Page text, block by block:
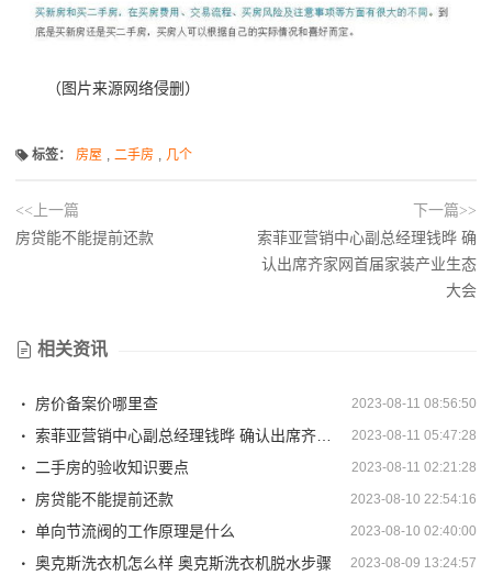
（图片来源网络侵删）
标签： 房屋 , 二手房 , 几个
<<上一篇
房贷能不能提前还款
下一篇>>
索菲亚营销中心副总经理钱晔 确
认出席齐家网首届家装产业生态
大会
相关资讯
2023-08-11 08:56:50
房价备案价哪里查
2023-08-11 05:47:28
索菲亚营销中心副总经理钱晔 确认出席齐家网首届家装产业生态大会
2023-08-11 02:21:28
二手房的验收知识要点
2023-08-10 22:54:16
房贷能不能提前还款
2023-08-10 02:40:00
单向节流阀的工作原理是什么
2023-08-09 13:24:57
奥克斯洗衣机怎么样 奥克斯洗衣机脱水步骤